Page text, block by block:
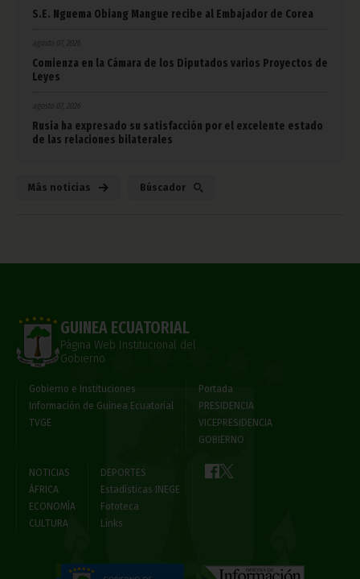
S.E. Nguema Obiang Mangue recibe al Embajador de Corea
agosto 07, 2026
Comienza en la Cámara de los Diputados varios Proyectos de
Leyes
agosto 07, 2026
Rusia ha expresado su satisfacción por el excelente estado
de las relaciones bilaterales
Más noticias Búscador
GUINEA ECUATORIAL
Página Web Institucional del
Gobierno
Gobierno e Instituciones
Información de Guinea Ecuatorial
TVGE
Portada
PRESIDENCIA
VICEPRESIDENCIA
GOBIERNO
NOTICIAS
ÁFRICA
ECONOMÍA
CULTURA
DEPORTES
Estadísticas INEGE
Fototeca
Links